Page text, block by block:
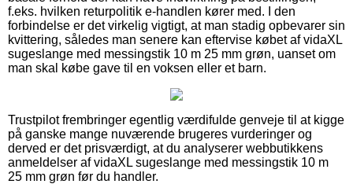
f.eks. hvilken returpolitik e-handlen kører med. I den
forbindelse er det virkelig vigtigt, at man stadig opbevarer sin
kvittering, således man senere kan eftervise købet af vidaXL
sugeslange med messingstik 10 m 25 mm grøn, uanset om
man skal købe gave til en voksen eller et barn.
Trustpilot frembringer egentlig værdifulde genveje til at kigge
på ganske mange nuværende brugeres vurderinger og
derved er det prisværdigt, at du analyserer webbutikkens
anmeldelser af vidaXL sugeslange med messingstik 10 m
25 mm grøn før du handler.